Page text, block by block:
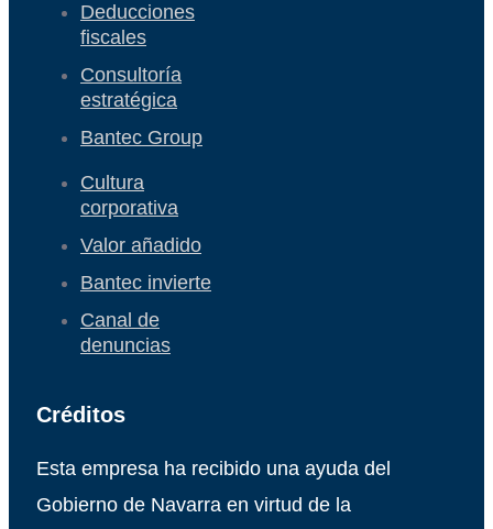
Deducciones
fiscales
Consultoría
estratégica
Bantec Group
Cultura
corporativa
Valor añadido
Bantec invierte
Canal de
denuncias
Créditos
Esta empresa ha recibido una ayuda del
Gobierno de Navarra en virtud de la